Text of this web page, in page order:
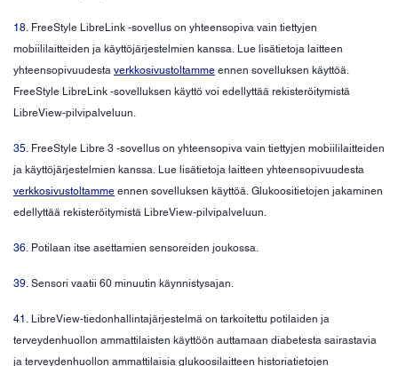
18 . FreeStyle LibreLink -sovellus on yhteensopiva vain tiettyjen
mobiililaitteiden ja käyttöjärjestelmien kanssa. Lue lisätietoja laitteen
yhteensopivuudesta verkkosivustoltamme ennen sovelluksen käyttöä.
FreeStyle LibreLink -sovelluksen käyttö voi edellyttää rekisteröitymistä
LibreView-pilvipalveluun.
35 . FreeStyle Libre 3 -sovellus on yhteensopiva vain tiettyjen mobiililaitteiden
ja käyttöjärjestelmien kanssa. Lue lisätietoja laitteen yhteensopivuudesta
verkkosivustoltamme ennen sovelluksen käyttöä. Glukoositietojen jakaminen
edellyttää rekisteröitymistä LibreView-pilvipalveluun.
36 . Potilaan itse asettamien sensoreiden joukossa.
39 . Sensori vaatii 60 minuutin käynnistysajan.
41
. LibreView-tiedonhallintajärjestelmä on tarkoitettu potilaiden ja
terveydenhuollon ammattilaisten käyttöön auttamaan diabetesta sairastavia
ja terveydenhuollon ammattilaisia glukoosilaitteen historiatietojen